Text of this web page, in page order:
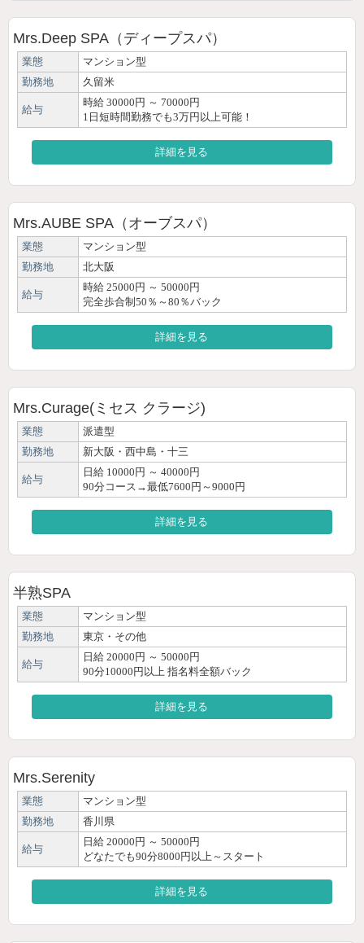
Mrs.Deep SPA（ディープスパ）
業態
マンション型
勤務地
久留米
給与
時給 30000円 ～ 70000円
1日短時間勤務でも3万円以上可能！
詳細を見る
Mrs.AUBE SPA（オーブスパ）
業態
マンション型
勤務地
北大阪
給与
時給 25000円 ～ 50000円
完全歩合制50％～80％バック
詳細を見る
Mrs.Curage(ミセス クラージ)
業態
派遣型
勤務地
新大阪・西中島・十三
給与
日給 10000円 ～ 40000円
90分コース→最低7600円～9000円
詳細を見る
半熟SPA
業態
マンション型
勤務地
東京・その他
給与
日給 20000円 ～ 50000円
90分10000円以上 指名料全額バック
詳細を見る
Mrs.Serenity
業態
マンション型
勤務地
香川県
給与
日給 20000円 ～ 50000円
どなたでも90分8000円以上～スタート
詳細を見る